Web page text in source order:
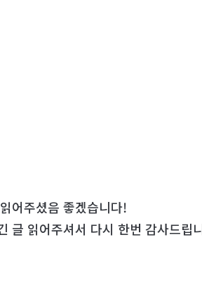
어주셨음 좋겠습니다!
글 읽어주셔서 다시 한번 감사드